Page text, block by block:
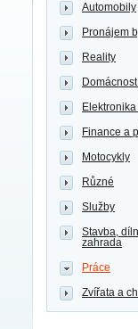
Automobily
Pronájem
Reality
Elektronika
Finance a
Motocykly
Různé
Služby
Stavba,
zahrada
Práce
Zvířata a